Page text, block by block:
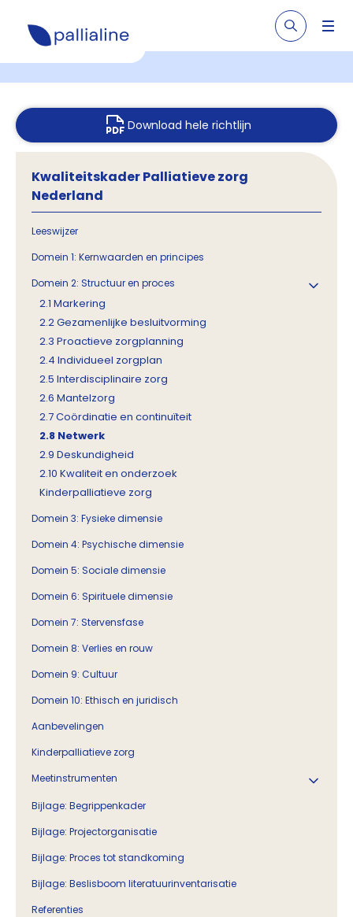
Download hele richtlijn
Kwaliteitskader Palliatieve zorg
Nederland
Leeswijzer
Domein 1: Kernwaarden en principes
Domein 2: Structuur en proces
2.1 Markering
2.2 Gezamenlijke besluitvorming
2.3 Proactieve zorgplanning
2.4 Individueel zorgplan
2.5 Interdisciplinaire zorg
2.6 Mantelzorg
2.7 Coördinatie en continuïteit
2.8 Netwerk
2.9 Deskundigheid
2.10 Kwaliteit en onderzoek
Kinderpalliatieve zorg
Domein 3: Fysieke dimensie
Domein 4: Psychische dimensie
Domein 5: Sociale dimensie
Domein 6: Spirituele dimensie
Domein 7: Stervensfase
Domein 8: Verlies en rouw
Domein 9: Cultuur
Domein 10: Ethisch en juridisch
Aanbevelingen
Kinderpalliatieve zorg
Meetinstrumenten
Bijlage: Begrippenkader
Bijlage: Projectorganisatie
Bijlage: Proces tot standkoming
Bijlage: Beslisboom literatuurinventarisatie
Referenties